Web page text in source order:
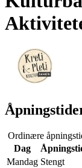
Ordinære
Dag
Mandag Stengt